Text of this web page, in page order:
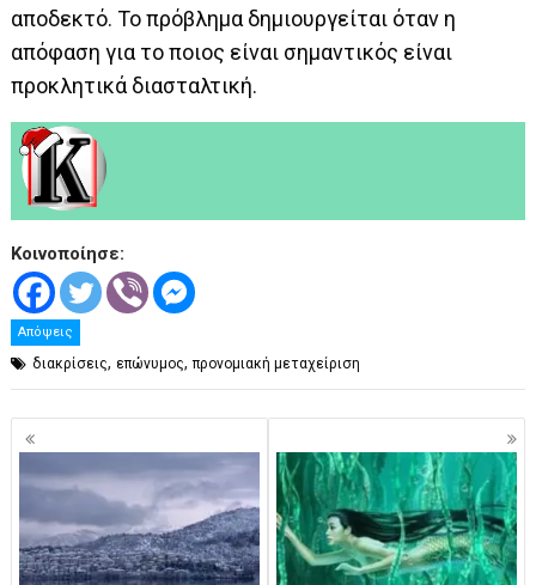
αποδεκτό. Το πρόβλημα δημιουργείται όταν η
απόφαση για το ποιος είναι σημαντικός είναι
προκλητικά διασταλτική.
Κοινοποίησε:
Απόψεις
διακρίσεις, επώνυμος,προνομιακή μεταχείριση
Πλοήγηση
άρθρων